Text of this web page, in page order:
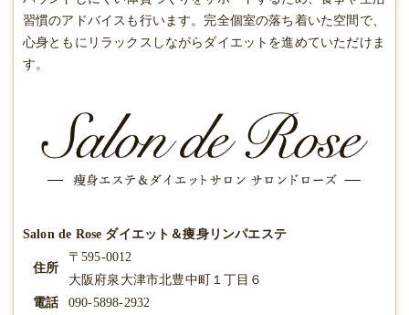
習慣のアドバイスも行います。完全個室の落ち着いた空間で、
心身ともにリラックスしながらダイエットを進めていただけま
す。
Salon de Rose ダイエット＆痩身リンパエステ
住所
〒595-0012
大阪府泉大津市北豊中町１丁目６
電話
090-5898-2932